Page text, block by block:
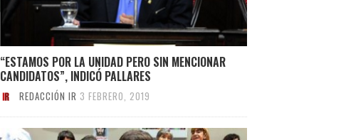
“ESTAMOS POR LA UNIDAD PERO SIN MENCIONAR
CANDIDATOS”, INDICÓ PALLARES
REDACCIÓN IR 3 FEBRERO, 2019